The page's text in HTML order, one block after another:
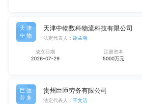
天津
中物
天津中物数科物流科技有限公司
法定代表人： 胡孟瀚
成立日期
2026-07-29
注册资本
5000万元
巨匝
劳务
贵州巨匝劳务有限公司
法定代表人： 干文洁